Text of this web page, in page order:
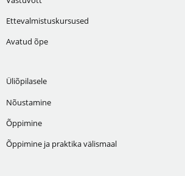
Ettevalmistuskursused
Avatud õpe
Üliõpilasele
Nõustamine
Õppimine
Õppimine ja praktika välismaal